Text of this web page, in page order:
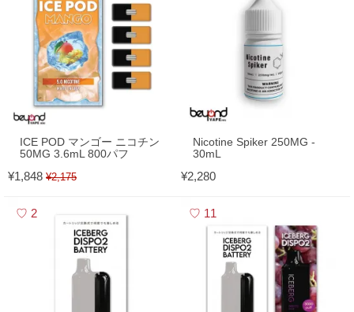
ICE POD マンゴー ニコチン
50MG 3.6mL 800パフ
¥1,848 ¥2,175
Nicotine Spiker 250MG -
30mL
¥2,280
2 11